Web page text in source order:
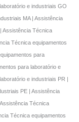
e industriais GO
MA | Assistência
Assistência Técnica
Técnica equipamentos
para
para laboratório e
e industriais PR |
PE | Assistência
Técnica
Técnica equipamentos